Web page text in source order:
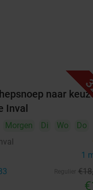
naar
Inval
Morgen Di Wo
Do
1
€18